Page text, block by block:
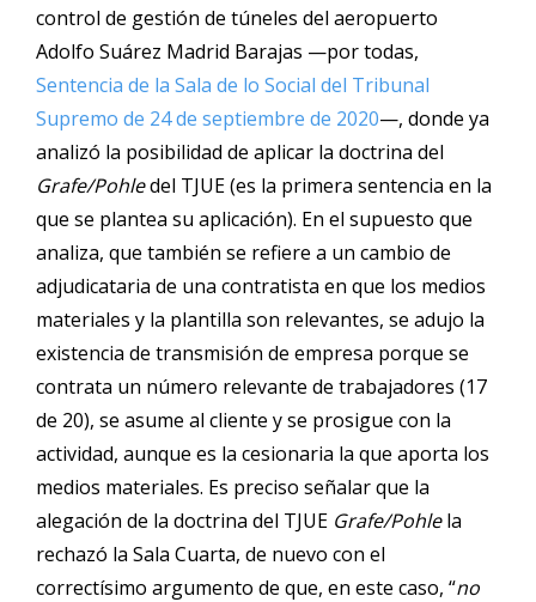
control de gestión de túneles del aeropuerto
Adolfo Suárez Madrid Barajas —por todas,
Sentencia de la Sala de lo Social del Tribunal
Supremo de 24 de septiembre de 2020—, donde ya
analizó la posibilidad de aplicar la doctrina del
Grafe/Pohledel TJUE (es la primera sentencia en la
que se plantea su aplicación). En el supuesto que
analiza, que también se refiere a un cambio de
adjudicataria de una contratista en que los medios
materiales y la plantilla son relevantes, se adujo la
existencia de transmisión de empresa porque se
contrata un número relevante de trabajadores (17
de 20), se asume al cliente y se prosigue con la
actividad, aunque es la cesionaria la que aporta los
medios materiales. Es preciso señalar que la
alegación de la doctrina del TJUE Grafe/Pohlela
rechazó la Sala Cuarta, de nuevo con el
correctísimo argumento de que, en este caso, “no